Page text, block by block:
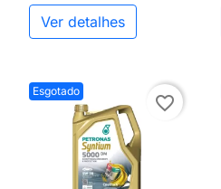
Ver detalhes
Esgotado
favorite_border